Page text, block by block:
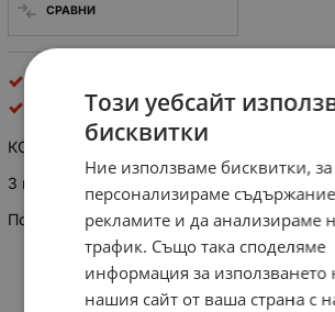
СРАВНИ
България
КОНТАКТОР K11 16A, бобина 110V 50Hz
3 нормално отворени контакта (AC3)
Помощни контакт: 2 НО (2NO) + 2 НЗ
Този уебсайт
бисквитки
Ние използваме бисквитки,
персонализираме
рекламите и да анализираме
трафик. Също така споделяме
информация за използването
нашия сайт от ваша страна с